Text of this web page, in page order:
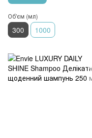
Об'єм (мл)
300 1000